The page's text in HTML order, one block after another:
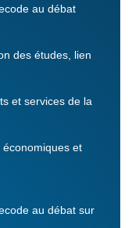
au débat
des études, lien
et services de la
et
au débat sur